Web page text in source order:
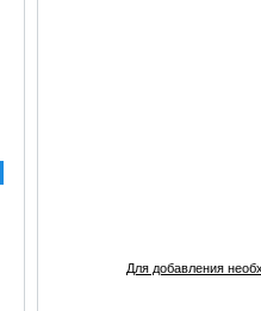
Для добавления